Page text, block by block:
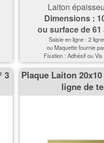
Laiton
Dimensions :
ou surface de61
Saisie en ligne : 2
ou Maquette fournie
Fixation : Adhésif ou
3
Plaque Laiton 20x10
ligne de